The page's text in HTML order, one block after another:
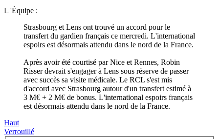
L 'Équipe :
Strasbourg et Lens ont trouvé un accord pour le
transfert du gardien français ce mercredi. L'international
espoirs est désormais attendu dans le nord de la France.
Après avoir été courtisé par Nice et Rennes, Robin
Risser devrait s'engager à Lens sous réserve de passer
avec succès sa visite médicale. Le RCL s'est mis
d'accord avec Strasbourg autour d'un transfert estimé à
3 M€ + 2 M€ de bonus. L'international espoirs français
est désormais attendu dans le nord de la France.
Haut
Verrouillé